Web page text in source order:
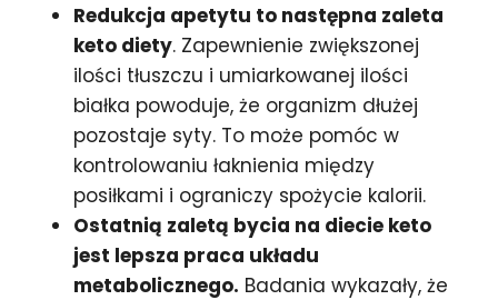
Redukcja apetytu to następna zaleta
keto diety. Zapewnienie zwiększonej
ilości tłuszczu i umiarkowanej ilości
białka powoduje, że organizm dłużej
pozostaje syty. To może pomóc w
kontrolowaniu łaknienia między
posiłkami i ograniczy spożycie kalorii.
Ostatnią zaletą bycia na diecie keto
jest lepsza praca układu
metabolicznego. Badania wykazały, że